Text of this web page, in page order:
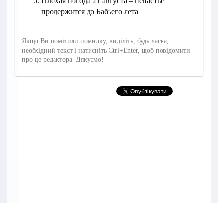
продержится до Бабьего лета
Якщо Ви помітили помилку, виділіть, будь ласка,
необхідний текст і натисніть Ctrl+Enter, щоб повідомити
про це редактора. Дякуємо!